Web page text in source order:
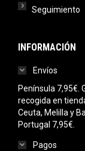
Seguimiento
INFORMACIÓN
Envíos
Península 7,95€.
recogida en
Ceuta, Melilla y
Portugal 7,95€.
Pagos